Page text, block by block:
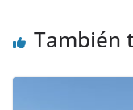
También